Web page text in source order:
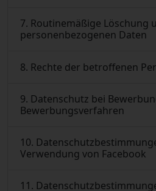
7. Routinemäßige Löschung
personenbezogenen Daten
8. Rechte der betroffenen
9. Datenschutz bei
Bewerbungsverfahren
10.
Verwendung von Facebook
11.